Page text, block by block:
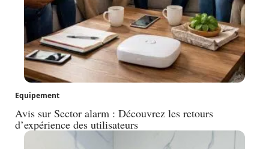
Equipement
Avis sur Sector alarm : Découvrez les retours
d’expérience des utilisateurs